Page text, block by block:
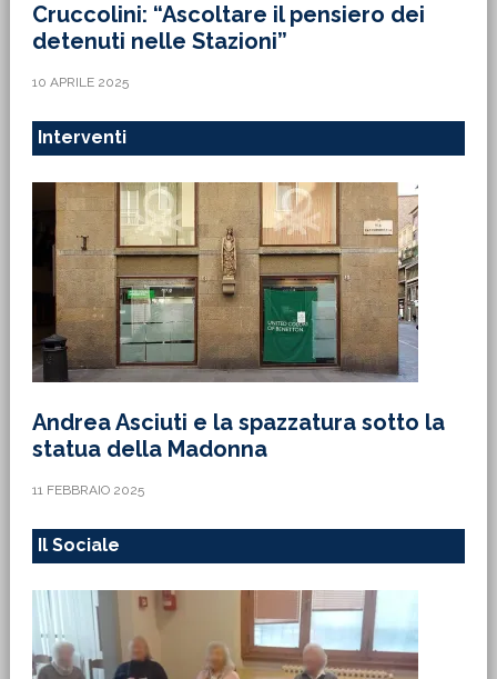
Cruccolini: “Ascoltare il pensiero dei
detenuti nelle Stazioni”
10 APRILE 2025
Interventi
Andrea Asciuti e la spazzatura sotto la
statua della Madonna
11 FEBBRAIO 2025
Il Sociale